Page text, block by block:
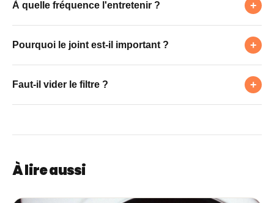
À quelle fréquence l'entretenir ? +
du joint chaque semaine.
Pourquoi le joint est-il important ? +
aérez le hublot.
Faut-il vider le filtre ? +
À lire aussi